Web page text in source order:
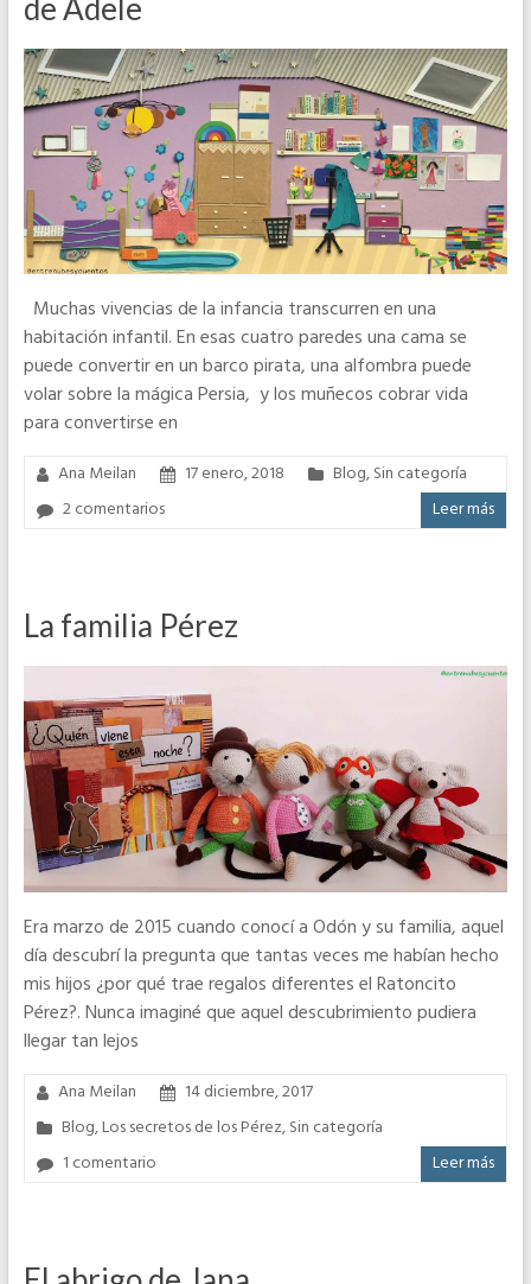
de Adele
Muchas vivencias de la infancia transcurren en una
habitación infantil. En esas cuatro paredes una cama se
puede convertir en un barco pirata, una alfombra puede
volar sobre la mágica Persia, y los muñecos cobrar vida
para convertirse en
Ana Meilan 17 enero, 2018 Blog,Sin categoría
2 comentarios
Leer más
La familia Pérez
Era marzo de 2015 cuando conocí a Odón y su familia, aquel
día descubrí la pregunta que tantas veces me habían hecho
mis hijos ¿por qué trae regalos diferentes el Ratoncito
Pérez?. Nunca imaginé que aquel descubrimiento pudiera
llegar tan lejos
Ana Meilan
14 diciembre, 2017
Blog,Los secretos de los Pérez,Sin categoría
1 comentario
Leer más